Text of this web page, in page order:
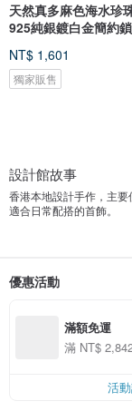
天然真多麻色海水珍
925純銀鍍白金簡約
NT$ 1,601
獨家販售
設計館故事
香港本地設計手作，主
適合日常配搭的首飾。
“一期一會” 是設計師的
計的產量都非常有限，
優惠活動
滿額免運
滿 NT$
活